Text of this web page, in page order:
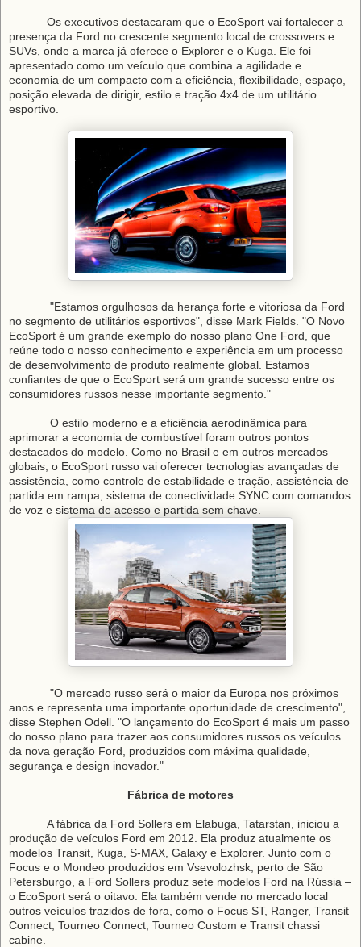
Os executivos destacaram que o EcoSport vai fortalecer a
presença da Ford no crescente segmento local de crossovers e
SUVs, onde a marca já oferece o Explorer e o Kuga. Ele foi
apresentado como um veículo que combina a agilidade e
economia de um compacto com a eficiência, flexibilidade, espaço,
posição elevada de dirigir, estilo e tração 4x4 de um utilitário
esportivo.
"Estamos orgulhosos da herança forte e vitoriosa da Ford
no segmento de utilitários esportivos", disse Mark Fields. "O Novo
EcoSport é um grande exemplo do nosso plano One Ford, que
reúne todo o nosso conhecimento e experiência em um processo
de desenvolvimento de produto realmente global. Estamos
confiantes de que o EcoSport será um grande sucesso entre os
consumidores russos nesse importante segmento."
O estilo moderno e a eficiência aerodinâmica para
aprimorar a economia de combustível foram outros pontos
destacados do modelo. Como no Brasil e em outros mercados
globais, o EcoSport russo vai oferecer tecnologias avançadas de
assistência, como controle de estabilidade e tração, assistência de
partida em rampa, sistema de conectividade SYNC com comandos
de voz e sistema de acesso e partida sem chave.
"O mercado russo será o maior da Europa nos próximos
anos e representa uma importante oportunidade de crescimento",
disse Stephen Odell. "O lançamento do EcoSport é mais um passo
do nosso plano para trazer aos consumidores russos os veículos
da nova geração Ford, produzidos com máxima qualidade,
segurança e design inovador."
Fábrica de motores
A fábrica da Ford Sollers em Elabuga, Tatarstan, iniciou a
produção de veículos Ford em 2012. Ela produz atualmente os
modelos Transit, Kuga, S-MAX, Galaxy e Explorer. Junto com o
Focus e o Mondeo produzidos em Vsevolozhsk, perto de São
Petersburgo, a Ford Sollers produz sete modelos Ford na Rússia –
o EcoSport será o oitavo. Ela também vende no mercado local
outros veículos trazidos de fora, como o Focus ST, Ranger, Transit
Connect, Tourneo Connect, Tourneo Custom e Transit chassi
cabine.